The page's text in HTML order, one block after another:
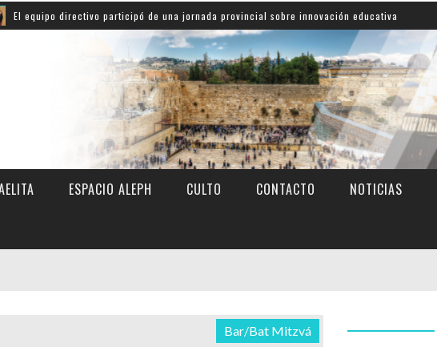
directivo participó de una jornada provincial sobre innovación educativa
ESPACIO ALEPH CULTO CONTACTO NOTICIAS
Bar/Bat Mitzvá